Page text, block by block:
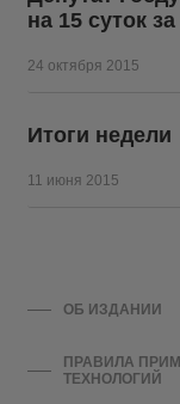
на 15 суток
24 октября 2015
Итоги недели
11 июня 2015
ОБ ИЗДАНИИ
ПРАВИЛА
ТЕХНОЛОГИЙ